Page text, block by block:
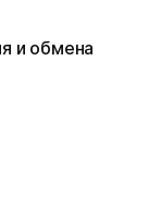
и обмена